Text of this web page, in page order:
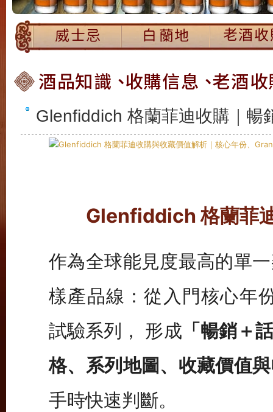
Glenfiddich 格蘭菲迪收購｜暢
Glenfiddich 格蘭菲
作為全球能見度最高的單
樣產品線：從入門核心年
試驗系列， 形成 「暢銷＋
格、系列地圖、收藏價值
手時快速判斷。